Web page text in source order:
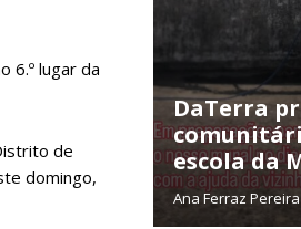
ASSINATURA
DIGITAL ANUAL
16
6.º lugar da
de
domingo,
DaTerra
escola da
Ana Ferraz Pereira